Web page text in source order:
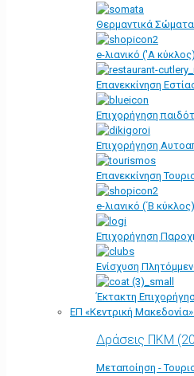
Θερμαντικά
e-λιανικό ('Α κύκλος)
Επανεκκίνηση
Επιχορήγηση
Επιχορήγηση
Επανεκκίνηση
e-λιανικό (΄Β κύκλος)
Επιχορήγηση
Ενίσχυση
Έκτακτη
ΕΠ «Kεντρική
Δράσεις ΠΚΜ
Μεταποίηση -